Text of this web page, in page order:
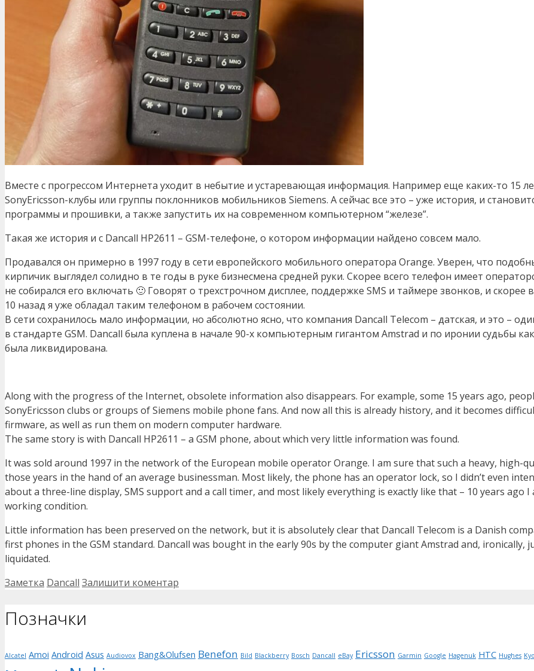
Вместе с прогрессом Интернета уходит в небытие и устаревающая информация. Например еще каких-то 15
SonyEricsson-клубы или группы поклонников мобильников Siemens. А сейчас все это – уже история, и
программы и прошивки, а также запустить их на современном компьютерном “железе”.
Такая же история и с Dancall HP2611 – GSM-телефоне, о котором информации найдено совсем мало.
Продавался он примерно в 1997 году в сети европейского мобильного оператора Orange. Уверен, что
кирпичик выглядел солидно в те годы в руке бизнесмена средней руки. Скорее всего телефон имеет
не собирался его включать 🙂 Говорят о трехстрочном дисплее, поддержке SMS и таймере звонков, и скорее
10 назад я уже обладал таким телефоном в рабочем состоянии.
В сети сохранилось мало информации, но абсолютно ясно, что компания Dancall Telecom – датская, и это –
в стандарте GSM. Dancall была куплена в начале 90-х компьютерным гигантом Amstrad и по иронии судьбы
была ликвидирована.
Along with the progress of the Internet, obsolete information also disappears. For example, some 15 years ago,
SonyEricsson clubs or groups of Siemens mobile phone fans. And now all this is already history, and it becomes
firmware, as well as run them on modern computer hardware.
The same story is with Dancall HP2611 – a GSM phone, about which very little information was found.
It was sold around 1997 in the network of the European mobile operator Orange. I am sure that such a heavy, high-
those years in the hand of an average businessman. Most likely, the phone has an operator lock, so I didn’t even
about a three-line display, SMS support and a call timer, and most likely everything is exactly like that – 10 years ago I
working condition.
Little information has been preserved on the network, but it is absolutely clear that Dancall Telecom is a Danish
first phones in the GSM standard. Dancall was bought in the early 90s by the computer giant Amstrad and, ironically,
liquidated.
Категорії
Заметка Позначки
Dancall Залишити коментар
Позначки
Alcatel Amoi Android Asus Audiovox Bang&Olufsen Benefon Bild Blackberry Bosch Dancall eBay Ericsson Garmin Google Hagenuk HTC Hughes